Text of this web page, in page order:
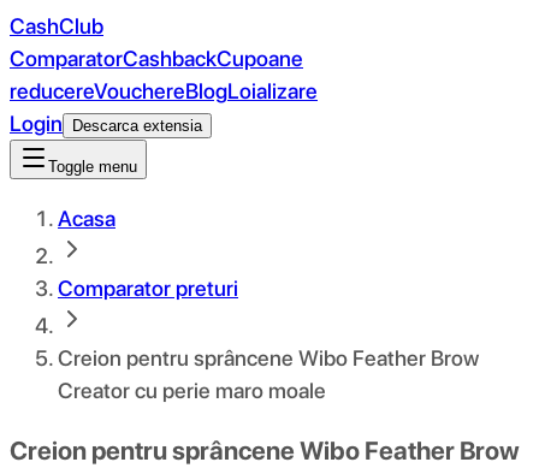
CashClub
ComparatorCashbackCupoane
reducereVouchereBlogLoializare
Login
Descarca extensia
Toggle menu
Acasa
Comparator preturi
Creion pentru sprâncene Wibo Feather Brow
Creator cu perie maro moale
Creion pentru sprâncene Wibo Feather Brow